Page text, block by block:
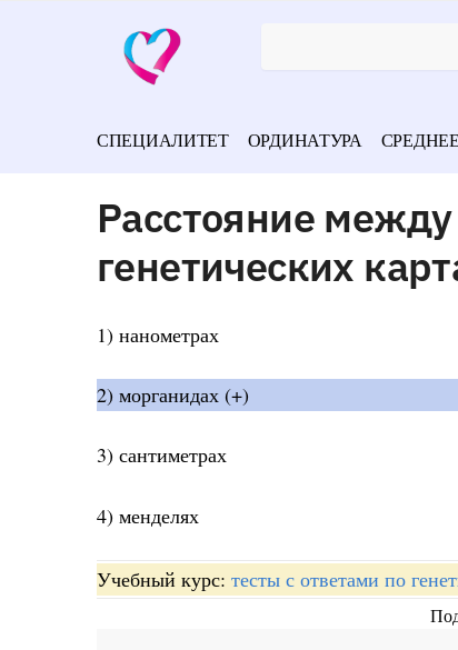
СПЕЦИАЛИТЕТ ОРДИНАТУРА СРЕДНЕЕ
Расстояние
генетических
1) нанометрах
2) морганидах (+)
3) сантиметрах
4) менделях
Учебный курс: тесты с ответами по